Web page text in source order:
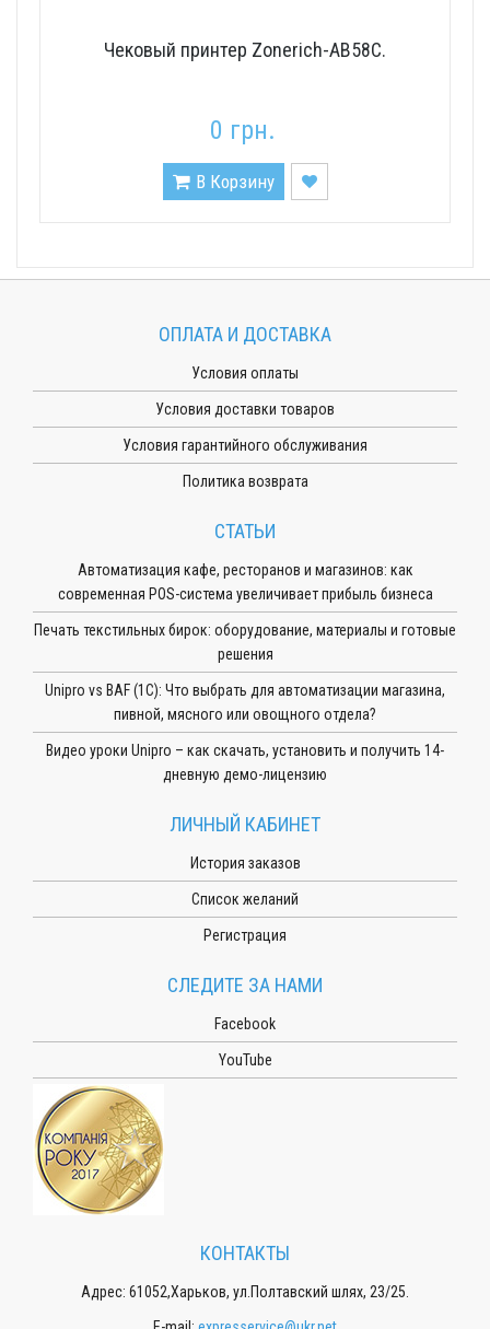
Чековый принтер Zonerich-AB58C.
0 грн.
В Корзину
ОПЛАТА И ДОСТАВКА
Условия оплаты
Условия доставки товаров
Условия гарантийного обслуживания
Политика возврата
СТАТЬИ
Автоматизация кафе, ресторанов и магазинов: как
современная POS-система увеличивает прибыль бизнеса
Печать текстильных бирок: оборудование, материалы и готовые
решения
Unipro vs BAF (1С): Что выбрать для автоматизации магазина,
пивной, мясного или овощного отдела?
Видео уроки Unipro – как скачать, установить и получить 14-
дневную демо-лицензию
ЛИЧНЫЙ КАБИНЕТ
История заказов
Список желаний
Регистрация
СЛЕДИТЕ ЗА НАМИ
Facebook
YouTube
КОНТАКТЫ
Адрес: 61052,Харьков, ул.Полтавский шлях, 23/25.